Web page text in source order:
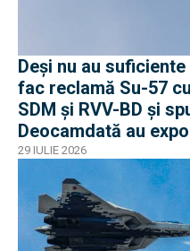
Deși nu au
fac reclamă Su-57
SDM și RVV-BD și
Deocamdată au
Algeria
29 IULIE 2026